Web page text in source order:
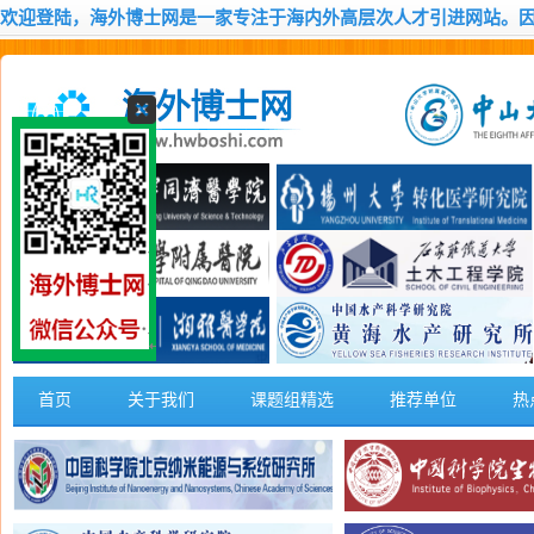
欢迎登陆，海外博士网是一家专注于海内外高层次人才引进网站。
首页 关于我们 课题组精选 推荐单位 热